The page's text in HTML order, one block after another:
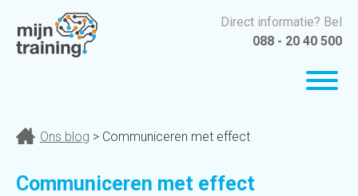
Direct informatie? Bel
088 - 20 40 500
Ons blog > Communiceren met effect
Communiceren met effect